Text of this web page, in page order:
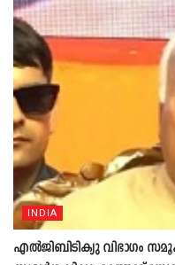
INDIA
എൽജിബിടിക്യു വിഭാഗം